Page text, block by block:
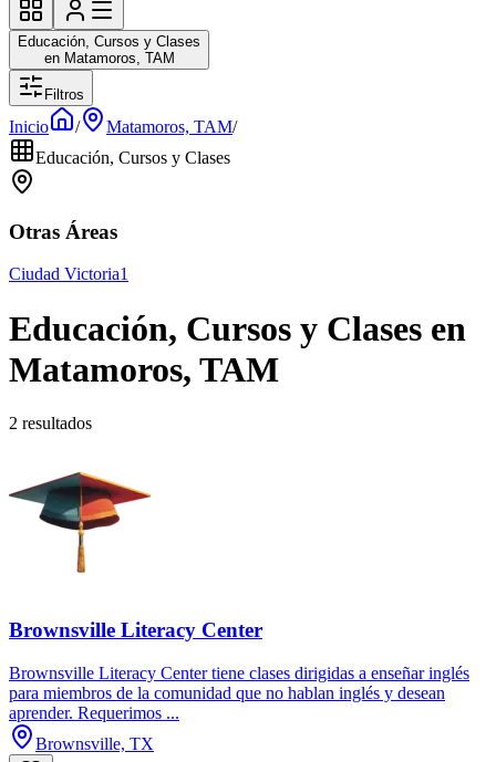
Educación, Cursos y Clases
en Matamoros, TAM
Filtros
Inicio / Matamoros, TAM/
Educación, Cursos y Clases
Otras Áreas
Ciudad Victoria1
Educación, Cursos y Clases en
Matamoros, TAM
2 resultados
Brownsville Literacy Center
Brownsville Literacy Center tiene clases dirigidas a enseñar inglés
para miembros de la comunidad que no hablan inglés y desean
aprender. Requerimos ...
Brownsville, TX